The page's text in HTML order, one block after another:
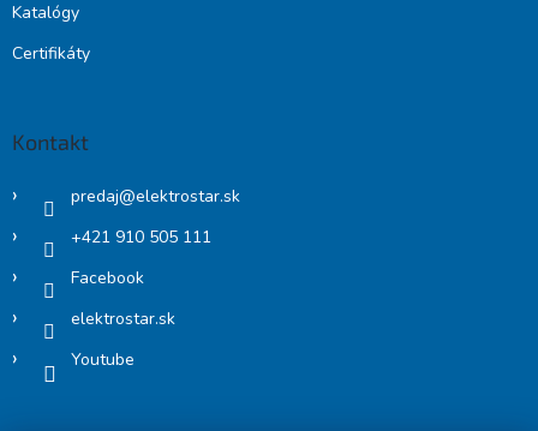
Katalógy
Certifikáty
Kontakt
predaj@elektrostar.sk
+421 910 505 111
Facebook
elektrostar.sk
Youtube